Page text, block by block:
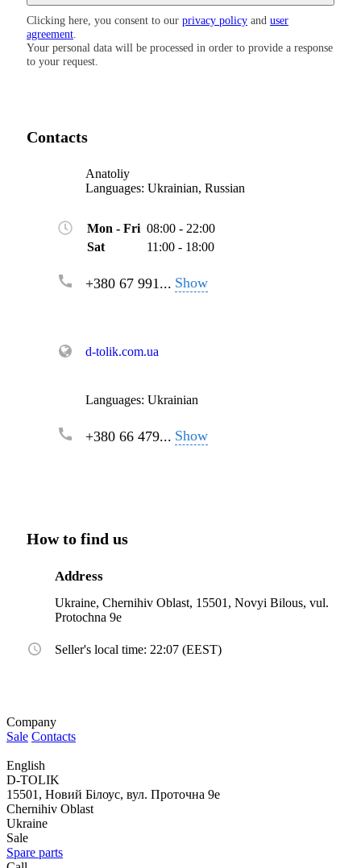
Clicking here, you consent to our privacy policy and user
agreement
Your personal data will be processed in order to provide a response
to your request.
Contacts
Anatoliy
Languages: Ukrainian, Russian
Mon - Fri 08:00 - 22:00
Sat
11:00 - 18:00
+380 67 991... Show
d-tolik.com.ua
Languages: Ukrainian
+380 66 479... Show
How to find us
Address
Ukraine, Chernihiv Oblast, 15501, Novyi Bilous, vul.
Protochna 9e
Seller's local time: 22:07 (EEST)
Company
Sale Contacts
English
D-TOLIK
15501, Новий Білоус, вул. Проточна 9е
Chernihiv Oblast
Ukraine
Sale
Spare parts